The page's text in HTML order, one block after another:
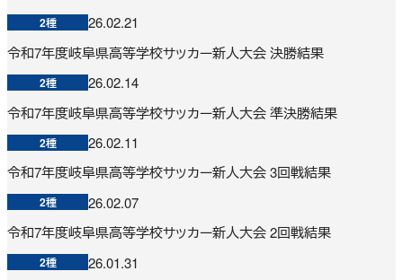
2種
26.02.21
令和7年度岐阜県高等学校サッカー新人大会 決勝結果
2種
26.02.14
令和7年度岐阜県高等学校サッカー新人大会 準決勝結果
2種
26.02.11
令和7年度岐阜県高等学校サッカー新人大会 3回戦結果
2種
26.02.07
令和7年度岐阜県高等学校サッカー新人大会 2回戦結果
2種
26.01.31